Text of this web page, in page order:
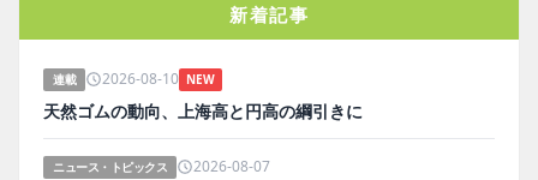
新着記事
連載 2026-08-10 NEW
天然ゴムの動向、上海高と円高の綱引きに
ニュース・トピックス 2026-08-07